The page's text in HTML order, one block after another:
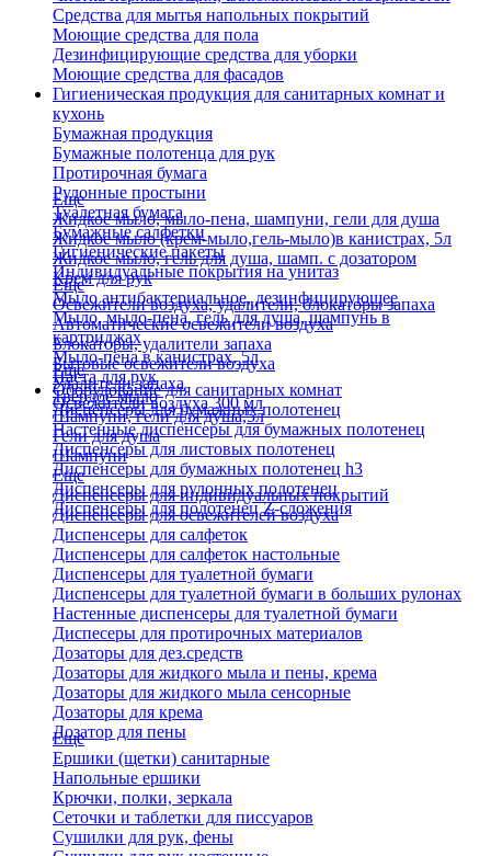
Средства для мытья напольных покрытий
Моющие средства для пола
Дезинфицирующие средства для уборки
Моющие средства для фасадов
Гигиеническая продукция для санитарных комнат и
кухонь
Бумажная продукция
Бумажные полотенца для рук
Протирочная бумага
Рулонные простыни
Туалетная бумага
Бумажные салфетки
Гигиенические пакеты
Индивидуальные покрытия на унитаз
Еще
Жидкое мыло, мыло-пена, шампуни, гели для душа
Жидкое мыло (крем-мыло,гель-мыло)в канистрах, 5л
Жидкое мыло, гель для душа, шамп. с дозатором
Крем для рук
Мыло антибактериальное, дезинфицирующее
Мыло, мыло-пена, гель для душа, шампунь в
картриджах
Мыло-пена в канистрах, 5л
Паста для рук
Твердое мыло
Шампуни, гели для душа,5л
Гели для душа
Шампуни
Еще
Освежители воздуха, удалители, блокаторы запаха
Автоматические освежители воздуха
Блокаторы, удалители запаха
Бытовые освежители воздуха
Удалители запаха
Освежители воздуха 300 мл
Еще
Оборудование для санитарных комнат
Диспенсеры для бумажных полотенец
Настенные диспенсеры для бумажных полотенец
Диспенсеры для листовых полотенец
Диспенсеры для бумажных полотенец h3
Диспенсеры для рулонных полотенец
Диспенсеры для полотенец Z-сложения
Еще
Диспенсеры для индивидуальных покрытий
Диспенсеры для освежителей воздуха
Диспенсеры для салфеток
Диспенсеры для салфеток настольные
Диспенсеры для туалетной бумаги
Диспенсеры для туалетной бумаги в больших рулонах
Настенные диспенсеры для туалетной бумаги
Диспесеры для протирочных материалов
Дозаторы для дез.средств
Дозаторы для жидкого мыла и пены, крема
Дозаторы для жидкого мыла сенсорные
Дозаторы для крема
Дозатор для пены
Еще
Ершики (щетки) санитарные
Напольные ершики
Крючки, полки, зеркала
Сеточки и таблетки для писсуаров
Сушилки для рук, фены